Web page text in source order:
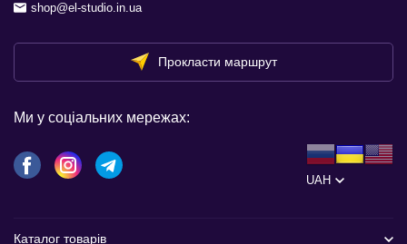
shop@el-studio.in.ua
Прокласти маршрут
Ми у соціальних мережах:
UAH
Каталог товарів